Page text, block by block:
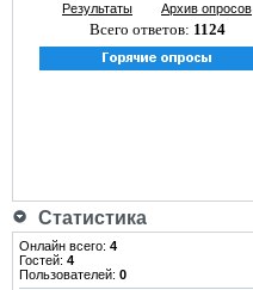
Результаты Архив опросов
Всего ответов: 1124
Статистика
Онлайн всего: 4
Гостей: 4
Пользователей: 0